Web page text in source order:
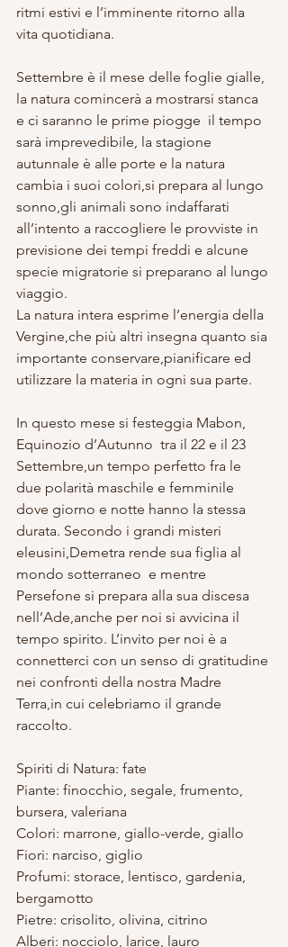
ritmi estivi e l’imminente ritorno alla
vita quotidiana.
Settembre è il mese delle foglie gialle,
la natura comincerà a mostrarsi stanca
e ci saranno le prime piogge  il tempo
sarà imprevedibile, la stagione
autunnale è alle porte e la natura
cambia i suoi colori,si prepara al lungo
sonno,gli animali sono indaffarati
all’intento a raccogliere le provviste in
previsione dei tempi freddi e alcune
specie migratorie si preparano al lungo
viaggio.
La natura intera esprime l’energia della
Vergine,che più altri insegna quanto sia
importante conservare,pianificare ed
utilizzare la materia in ogni sua parte.
In questo mese si festeggia Mabon,
Equinozio d’Autunno  tra il 22 e il 23
Settembre,un tempo perfetto fra le
due polarità maschile e femminile
dove giorno e notte hanno la stessa
durata. Secondo i grandi misteri
eleusini,Demetra rende sua figlia al
mondo sotterraneo  e mentre
Persefone si prepara alla sua discesa
nell’Ade,anche per noi si avvicina il
tempo spirito. L’invito per noi è a
connetterci con un senso di gratitudine
nei confronti della nostra Madre
Terra,in cui celebriamo il grande
raccolto.
Spiriti di Natura: fate
Piante: finocchio, segale, frumento,
bursera, valeriana
Colori: marrone, giallo-verde, giallo
Fiori: narciso, giglio
Profumi: storace, lentisco, gardenia,
bergamotto
Pietre: crisolito, olivina, citrino
Alberi: nocciolo, larice, lauro